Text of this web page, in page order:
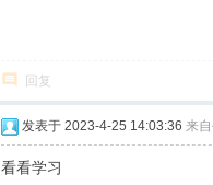
回复
发表于 2023-4-25 14:03:36 来
看看学习